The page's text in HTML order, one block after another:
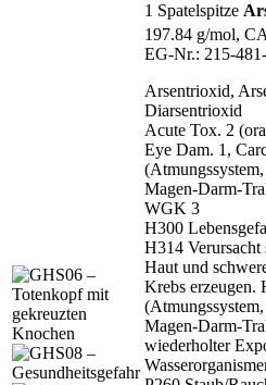
1 Spatelspitze
197.84 g/mol,
EG‑Nr.:
Arsentrioxid,
Diarsentrioxid
Acute Tox. 2
Eye Dam. 1,
Magen-Darm-
WGK 3
H300
H314 Verursacht
Haut und
Krebs erzeugen.
Magen-Darm-
wiederholter